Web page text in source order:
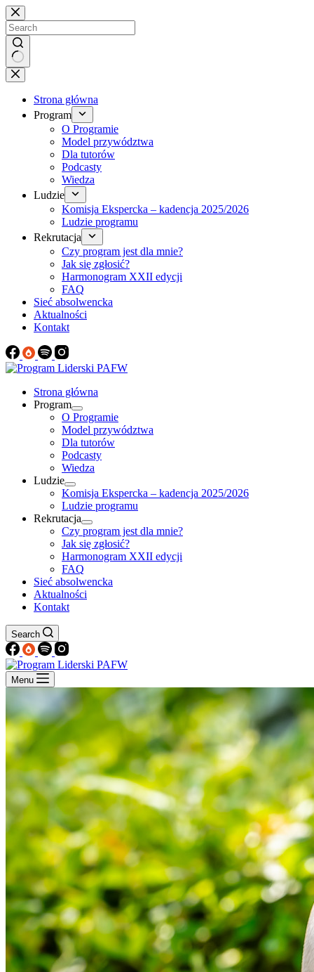
Brak
wyników
Strona główna
Program
O Programie
Model przywództwa
Dla tutorów
Podcasty
Wiedza
Ludzie
Komisja Ekspercka – kadencja 2025/2026
Ludzie programu
Rekrutacja
Czy program jest dla mnie?
Jak się zgłosić?
Harmonogram XXII edycji
FAQ
Sieć absolwencka
Aktualności
Kontakt
Strona główna
Program
O Programie
Model przywództwa
Dla tutorów
Podcasty
Wiedza
Ludzie
Komisja Ekspercka – kadencja 2025/2026
Ludzie programu
Rekrutacja
Czy program jest dla mnie?
Jak się zgłosić?
Harmonogram XXII edycji
FAQ
Sieć absolwencka
Aktualności
Kontakt
Search
Menu